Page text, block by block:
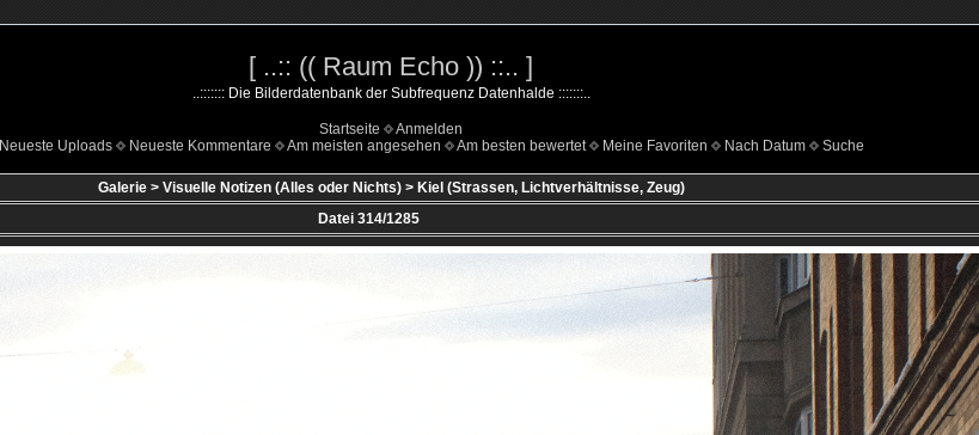
[ ..:: (( Raum Echo )) ::.. ]
..::::::: Die Bilderdatenbank der Subfrequenz Datenhalde :::::::..
Startseite
Anmelden
Neueste Uploads Neueste Kommentare Am meisten angesehen Am besten bewertet Meine Favoriten Nach Datum Suche
Galerie> Visuelle Notizen (Alles oder Nichts)> Kiel (Strassen, Lichtverhältnisse, Zeug)
Datei 314/1285